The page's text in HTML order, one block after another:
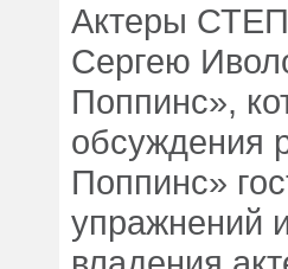
Актеры
Сергею
Поппинс»,
обсуждения
Поппинс»
упражнений